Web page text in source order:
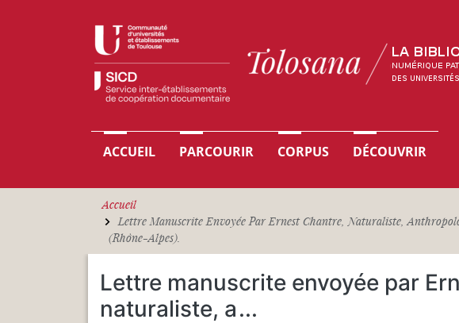
Navigation principale
ACCUEIL PARCOURIR CORPUS DÉCOUVRIR
Accueil
Lettre Manuscrite Envoyée Par Ernest Chantre, Naturaliste,
(Rhône-Alpes).
Lettre manuscrite envoyée par
naturaliste, a...